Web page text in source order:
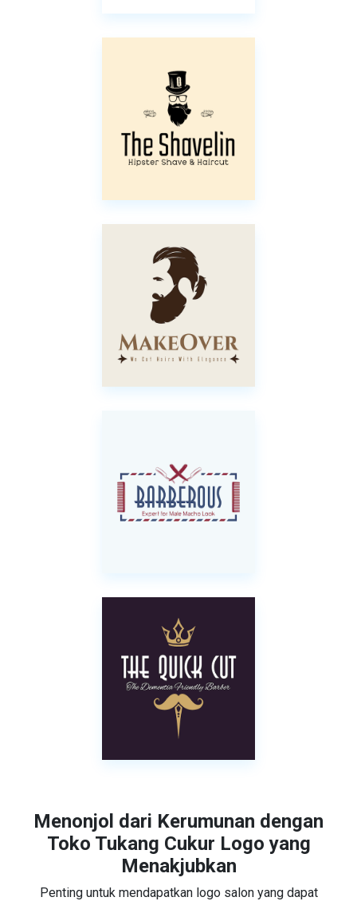
Menonjol dari Kerumunan dengan
Toko Tukang Cukur Logo yang
Menakjubkan
Penting untuk mendapatkan logo salon yang dapat